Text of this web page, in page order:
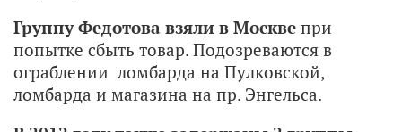
Группу Федотова взяли в Москве при
попытке сбыть товар. Подозреваются в
ограблении ломбарда на Пулковской,
ломбарда и магазина на пр. Энгельса.